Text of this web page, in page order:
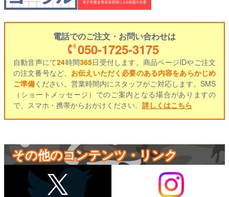
電話でのご注文・お問い合わせは
050-1725-3175
自動音声にて24時間365日受付します。商品ページIDやご注文
の注文番号など、 お伝えいただく必要のある内容をあらかじめ
ご準備ください。営業時間内にスタッフがご対応します。SMS
（ショートメッセージ）でのご案内となる場合がありますの
で、スマホ・携帯からおかけください。 詳しくはこちら
その他のコンテンツ・リンク